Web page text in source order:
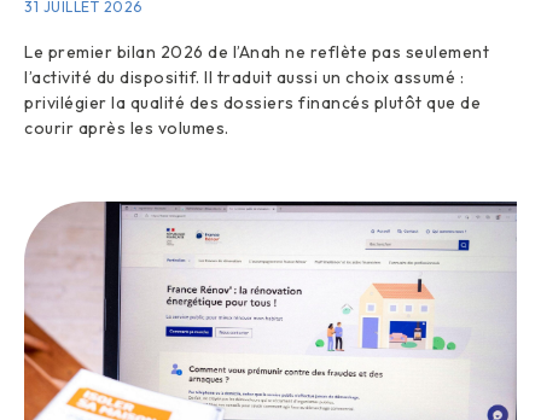
31 JUILLET 2026
Le premier bilan 2026 de l’Anah ne reflète pas seulement
l’activité du dispositif. Il traduit aussi un choix assumé :
privilégier la qualité des dossiers financés plutôt que de
courir après les volumes.